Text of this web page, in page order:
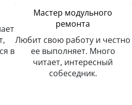
в
Мастер модульного
ремонта
Любит свою работу и честно
ее выполняет. Много
читает, интересный
собеседник.